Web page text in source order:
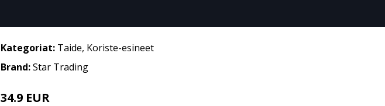
Kategoriat: Taide, Koriste-esineet
Brand:Star Trading
34.9 EUR